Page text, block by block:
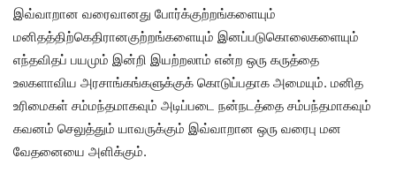
இவ்வாறான வரைவானது போர்க்குற்றங்களையும்
மனிதத்திற்கெதிரானகுற்றங்களையும் இனப்படுகொலைகளையும்
எந்தவிதப் பயமும் இன்றி இயற்றலாம் என்ற ஒரு கருத்தை
உலகளாவிய அரசாங்கங்களுக்குக் கொடுப்பதாக அமையும். மனித
உரிமைகள் சம்மந்தமாகவும் அடிப்படை நன்நடத்தை சம்பந்தமாகவும்
கவனம் செலுத்தும் யாவருக்கும் இவ்வாறான ஒரு வரைபு மன
வேதனையை அளிக்கும்.